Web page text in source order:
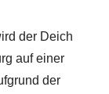
der Deich
auf einer
der